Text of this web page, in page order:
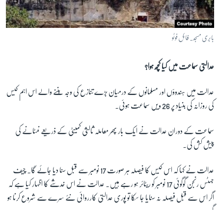
بابری مسجد۔ فائل فوٹو
عدالتی سماعت میں کیا کچھ ہوا؟
عدالت میں ہندوؤں اور مسلمانوں کے درمیان بڑے تنازع کی وجہ بننے والے اس اہم کیس
کی روزانہ کی بنیاد پر 26 ویں سماعت ہوئی۔
سماعت کے دوران عدالت نے ایک بار پھر معاملہ ثالثی کمیٹی کے ذریعے نمٹانے کی
پیش کش کی۔
عدالت نے کہا کہ اس کیس کا فیصلہ ہر صورت 17 نومبر سے قبل سنا دیا جائے گا۔ چیف
جسٹس رنجن گوگوئی 17 نومبر کو ریٹائر ہو رہے ہیں۔ عدالت نے اس خدشے کا اظہار کیا ہے کہ
اگر اس سے قبل فیصلہ نہ سنایا جا سکا تو پوری عدالتی کارروائی نئے سرے سے شروع کرنا ہو